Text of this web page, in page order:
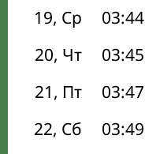
19, Ср
03:44
20, Чт
03:45
21, Пт
03:47
22, Сб
03:49